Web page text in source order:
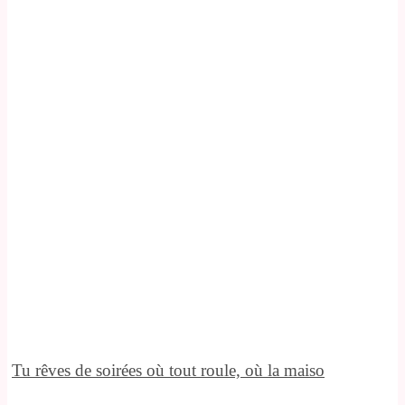
Tu rêves de soirées où tout roule, où la maiso